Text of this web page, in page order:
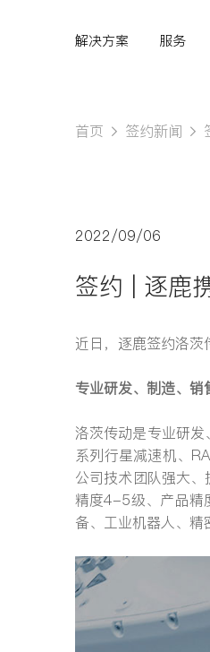
解决方案 服务
首页 签约新闻
2022/09/06
签约 | 逐鹿
近日，逐鹿签约洛茨
专业研发、制造、
洛茨传动是专业研
系列行星减速机、
公司技术团队强大
精度4-5级、产品精
备、工业机器人、
认真聆听您
是我们最
一...